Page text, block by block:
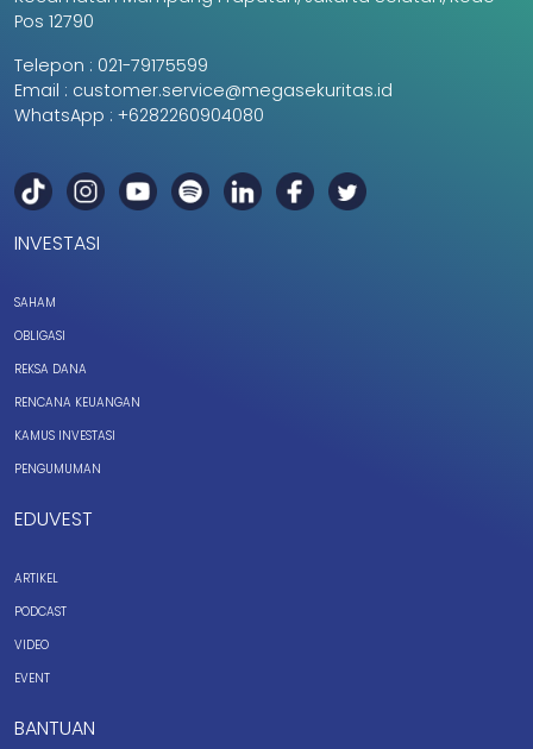
Pos 12790
Telepon : 021-79175599
Email : customer.service@megasekuritas.id
WhatsApp : +6282260904080
INVESTASI
SAHAM
OBLIGASI
REKSA DANA
RENCANA KEUANGAN
KAMUS INVESTASI
PENGUMUMAN
EDUVEST
ARTIKEL
PODCAST
VIDEO
EVENT
BANTUAN